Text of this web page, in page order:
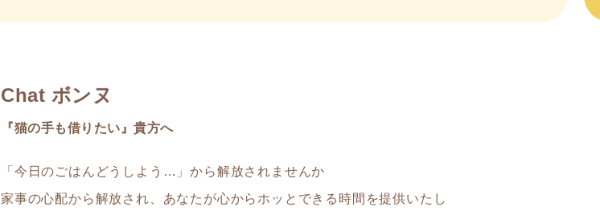
Chat ボンヌ
『猫の手も借りたい』貴方へ
「今日のごはんどうしよう…」から解放されませんか
家事の心配から解放され、あなたが心からホッとできる時間を提供いたし